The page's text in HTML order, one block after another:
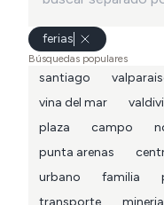
ferias
Búsquedas populares
santiago
vina del mar
plaza
campo
punta arenas
urbano
familia
transporte
mineria